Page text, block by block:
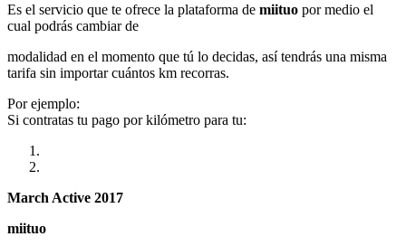
Es el servicio que te ofrece la plataforma de miituo por medio el
cual podrás cambiar de
modalidad en el momento que tú lo decidas, así tendrás una misma
tarifa sin importar cuántos km recorras.
Por ejemplo:
Si contratas tu pago por kilómetro para tu:
March Active 2017
miituo